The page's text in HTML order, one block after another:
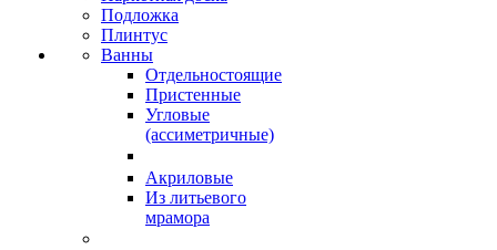
Подложка
Плинтус
Ванны
Отдельностоящие
Пристенные
Угловые
(ассиметричные)
Акриловые
Из литьевого
мрамора